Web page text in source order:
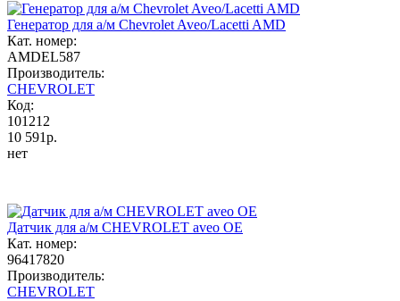
Генератор для а/м Chevrolet Aveo/Lacetti AMD
Кат. номер:
AMDEL587
Производитель:
CHEVROLET
Код:
101212
10 591р.
нет
Датчик для а/м CHEVROLET aveo OE
Кат. номер:
96417820
Производитель:
CHEVROLET